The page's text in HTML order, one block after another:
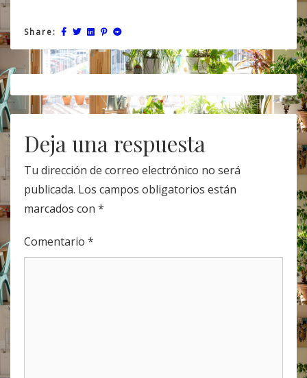
Share:
Post
navigation
Deja una respuesta
Tu dirección de correo electrónico no será
publicada. Los campos obligatorios están
marcados con *
Comentario *